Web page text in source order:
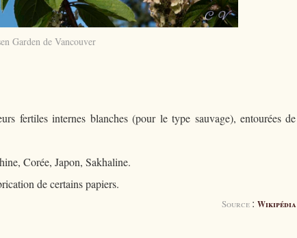
Garden de Vancouver
fertiles internes blanches (pour le type sauvage), entourées de
Corée, Japon, Sakhaline.
de certains papiers.
Source : Wikipédia